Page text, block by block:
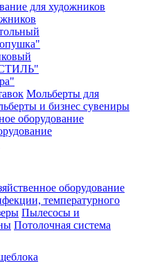
для художников
Мольберты для
и бизнес сувениры
оборудование
оборудование
температурного
Пылесосы и
Потолочная система